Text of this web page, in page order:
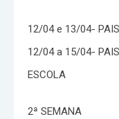
12/04 e 13/04-
12/04 a 15/04-
ESCOLA
2ª SEMANA